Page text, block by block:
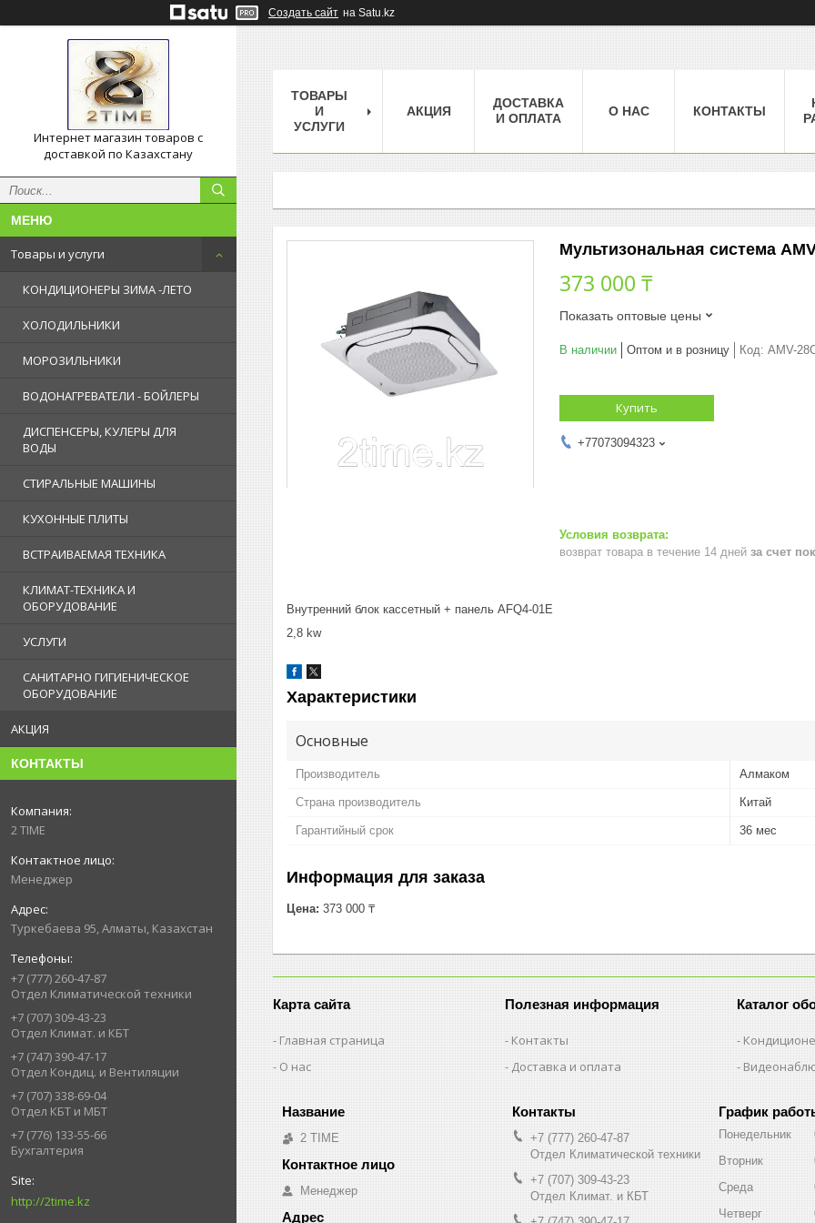
Создать сайт на Satu.kz
Интернет магазин товаров с
доставкой по Казахстану
Товары и услуги
КОНДИЦИОНЕРЫ ЗИМА -ЛЕТО
ХОЛОДИЛЬНИКИ
МОРОЗИЛЬНИКИ
ВОДОНАГРЕВАТЕЛИ - БОЙЛЕРЫ
ДИСПЕНСЕРЫ, КУЛЕРЫ ДЛЯ
ВОДЫ
СТИРАЛЬНЫЕ МАШИНЫ
КУХОННЫЕ ПЛИТЫ
ВСТРАИВАЕМАЯ ТЕХНИКА
КЛИМАТ-ТЕХНИКА И
ОБОРУДОВАНИЕ
УСЛУГИ
САНИТАРНО ГИГИЕНИЧЕСКОЕ
ОБОРУДОВАНИЕ
АКЦИЯ
КОНТАКТЫ
2 TIME
Менеджер
Туркебаева 95, Алматы, Казахстан
+7 (777) 260-47-87
Отдел Климатической техники
+7 (707) 309-43-23
Отдел Климат. и КБТ
+7 (747) 390-47-17
Отдел Кондиц. и Вентиляции
+7 (707) 338-69-04
Отдел КБТ и МБТ
+7 (776) 133-55-66
Бухгалтерия
http://2time.kz
ТОВАРЫ
И
УСЛУГИ
АКЦИЯ
ДОСТАВКА
И ОПЛАТА
О НАС КОНТАКТЫ
Мультизональная система
373 000 ₸
Показать оптовые цены
В наличии Оптом и в розницу Код: AMV-
Купить
+77073094323
возврат товара в течение 14 дней за счет
Внутренний блок кассетный + панель AFQ4-01E
2,8 kw
Характеристики
Основные
Производитель Алмаком
Страна производитель Китай
Гарантийный срок 36 мес
Информация для заказа
Цена: 373 000 ₸
Карта сайта
Главная страница
О нас
Полезная информация
Контакты
Доставка и оплата
Каталог
2 TIME
Менеджер
+7 (777) 260-47-87
Отдел Климатической техники
+7 (707) 309-43-23
Отдел Климат. и КБТ
График
Понедельник
Вторник
Среда
Четверг